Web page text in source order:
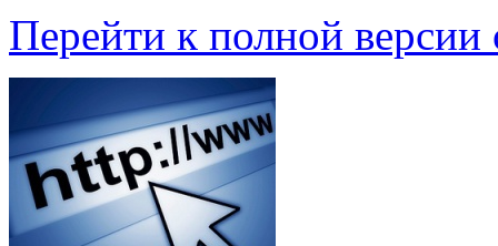
Перейти к полной версии